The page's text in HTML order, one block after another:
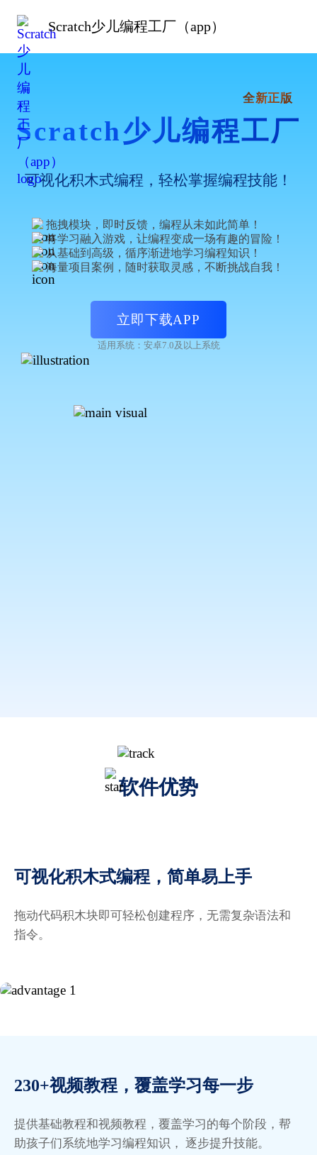
Scratch少儿编程工厂（app）
Scratch少儿编程工厂
全新正版
可视化积木式编程，轻松掌握编程技能！
拖拽模块，即时反馈，编程从未如此简单！
将学习融入游戏，让编程变成一场有趣的冒险！
从基础到高级，循序渐进地学习编程知识！
海量项目案例，随时获取灵感，不断挑战自我！
立即下载APP
适用系统：安卓7.0及以上系统
软件优势
可视化积木式编程，简单易上手
拖动代码积木块即可轻松创建程序，无需复杂语法和
指令。
230+视频教程，覆盖学习每一步
提供基础教程和视频教程，覆盖学习的每个阶段，帮
助孩子们系统地学习编程知识， 逐步提升技能。
和示例，帮助我快速上手
川川而山
喜欢Scratch的视频教程，它们非常有趣，让我很容易
学会编程。我做了一个小游戏，还分享给了我的朋友
123钢铁人
编程简单有趣，可以尽情发挥小孩的想象力，从模仿
到创作，进步神速